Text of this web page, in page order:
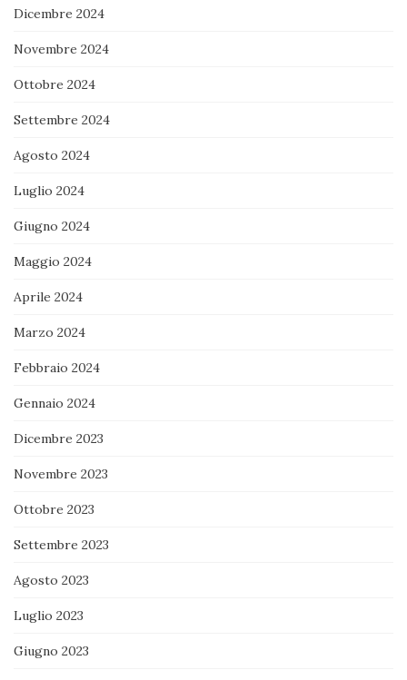
Dicembre 2024
Novembre 2024
Ottobre 2024
Settembre 2024
Agosto 2024
Luglio 2024
Giugno 2024
Maggio 2024
Aprile 2024
Marzo 2024
Febbraio 2024
Gennaio 2024
Dicembre 2023
Novembre 2023
Ottobre 2023
Settembre 2023
Agosto 2023
Luglio 2023
Giugno 2023